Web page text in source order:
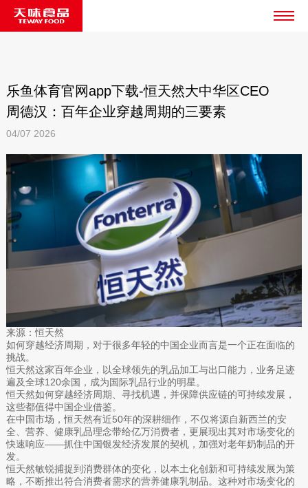
乐鱼体育官网app下载-恒天然大中华区CEO
周德汉：百年企业穿越周期的三要素
04/07 2026
来源：恒天然
如何穿越经济周期，对于很多年轻的中国企业而言是一个正在面临的
挑战。
恒天然这家百年企业，以全球领先的乳品加工与出口能力，业务足迹
遍及全球120余国，成为国际乳品行业的明星。
恒天然如何穿越经济周期、寻找机遇，并保障供应链的可持续发展，
这些都值得中国企业借鉴。
在中国市场，恒天然有近50年的深耕细作，不仅将源自新西兰的安
全、营养、健康乳品理念带给亿万消费者，更展现出其对市场变化的
快速响应——抓住中国银发经济发展的契机，加强对老年奶制品的开
发。
恒天然敏锐捕捉到消费群体的变化，以本土化创新和可持续发展为策
略，不断推出符合消费者需求的营养健康乳制品。这种对市场变化的